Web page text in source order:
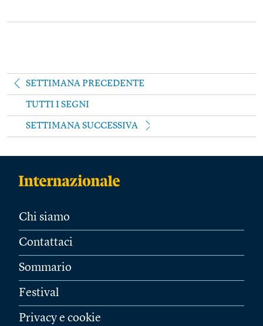
SETTIMANA PRECEDENTE
TUTTI I SEGNI
SETTIMANA SUCCESSIVA
Chi siamo
Contattaci
Sommario
Festival
Privacy e cookie